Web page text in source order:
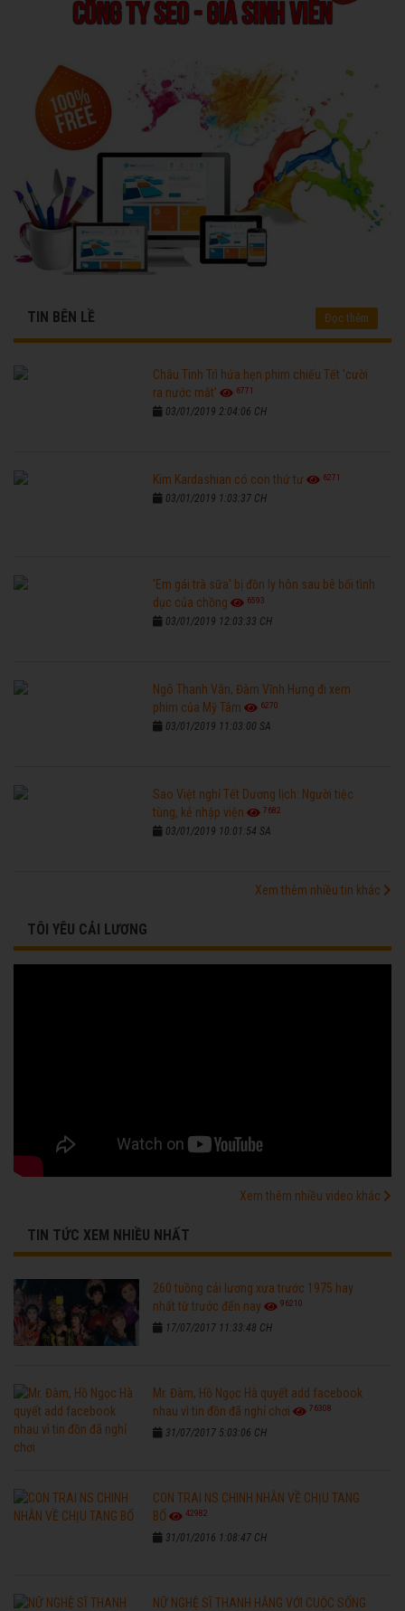
TIN BÊN LỀ Đọc thêm
Châu Tinh Trì hứa hẹn phim chiếu Tết 'cười
ra nước mắt'
6771
03/01/2019 2:04:06 CH
Kim Kardashian có con thứ tư 6271
03/01/2019 1:03:37 CH
'Em gái trà sữa' bị đồn ly hôn sau bê bối tình
dục của chồng
6593
03/01/2019 12:03:33 CH
Ngô Thanh Vân, Đàm Vĩnh Hưng đi xem
phim của Mỹ Tâm
6270
03/01/2019 11:03:00 SA
Sao Việt nghỉ Tết Dương lịch: Người tiệc
tùng, kẻ nhập viện
7682
03/01/2019 10:01:54 SA
Xem thêm nhiều tin khác
TÔI YÊU CẢI LƯƠNG
Xem thêm nhiều video khác
TIN TỨC XEM NHIỀU NHẤT
260 tuồng cải lương xưa trước 1975 hay
nhất từ trước đến nay
96210
17/07/2017 11:33:48 CH
Mr. Đàm, Hồ Ngọc Hà quyết add facebook
nhau vì tin đồn đã nghỉ chơi
76308
31/07/2017 5:03:06 CH
CON TRAI NS CHINH NHẪN VỀ CHỊU TANG
BỐ
42982
31/01/2016 1:08:47 CH
NỮ NGHỆ SĨ THANH HẰNG VỚI CUỘC SỐNG